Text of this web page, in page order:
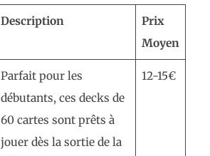
Description
Prix
Moyen
Parfait pour les
débutants, ces decks de
60 cartes sont prêts à
jouer dès la sortie de la
12-15€